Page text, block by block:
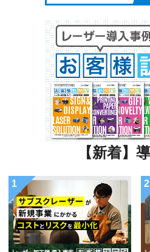
【新着】
1 2